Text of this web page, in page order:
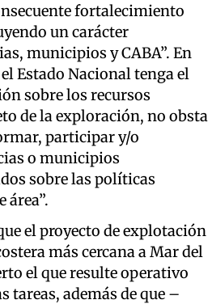
fortalecimiento
un carácter
municipios y CABA”. En
Estado Nacional tenga el
sobre los recursos
de la exploración, no obsta
participar y/o
o municipios
sobre las políticas
área”.
el proyecto de explotación
más cercana a Mar del
el que resulte operativo
tareas, además de que –